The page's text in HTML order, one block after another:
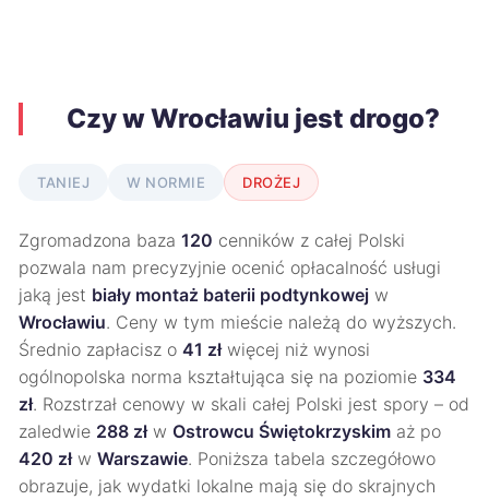
Czy w Wrocławiu jest drogo?
TANIEJ W NORMIE DROŻEJ
Zgromadzona baza 120 cenników z całej Polski
pozwala nam precyzyjnie ocenić opłacalność usługi
jaką jest biały montaż baterii podtynkowej w
Wrocławiu. Ceny w tym mieście należą do wyższych.
Średnio zapłacisz o 41 złwięcej niż wynosi
ogólnopolska norma kształtująca się na poziomie 334
zł. Rozstrzał cenowy w skali całej Polski jest spory – od
zaledwie 288 złw Ostrowcu Świętokrzyskim aż po
420 złw Warszawie. Poniższa tabela szczegółowo
obrazuje, jak wydatki lokalne mają się do skrajnych